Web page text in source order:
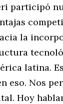
participó
la
latina.
eso. Nos
Hoy